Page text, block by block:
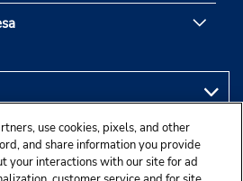
use cookies, pixels, and other
and share information you provide
your interactions with our site for ad